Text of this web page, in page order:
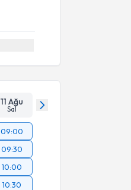
11 Ağu
Sal
09:00
09:30
10:00
10:30